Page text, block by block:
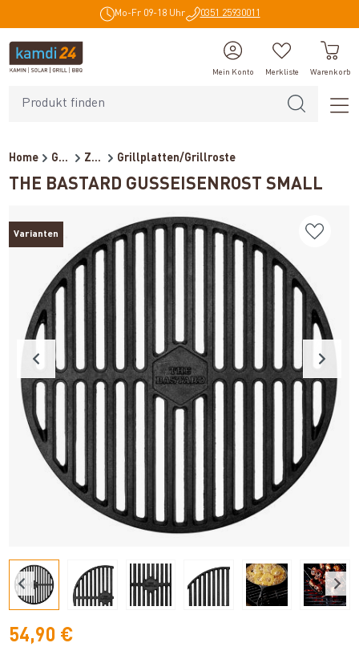
Mo-Fr 09-18 Uhr 0351 25930011
Mein Konto Merkliste Warenkorb
Home Grillzubehör Zubehör Grillplatten/Grillroste
THE BASTARD GUSSEISENROST SMALL
Varianten
54,90 €